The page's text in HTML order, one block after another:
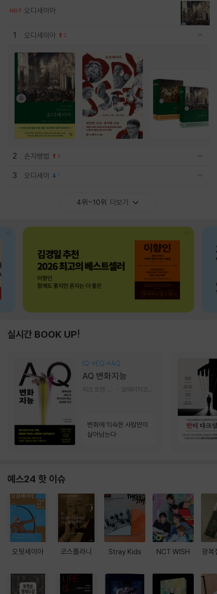
HOT 오디세이아
1 오디세이아 2
2 손자병법 3
3 오디세이 1
4위~10위 더보기
실시간 BOOK UP!
IQ→EQ→AQ
AQ 변화지능
변화에 익숙한 사람만이
살아남는다
예스24 핫 이슈
오뒷세이아 코스톨라니 Stray Kids NCT WISH 광복